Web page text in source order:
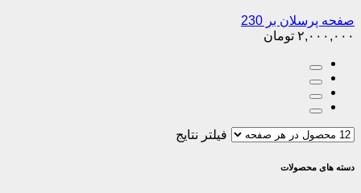
صفحه پرسلان بر 230
۲,۰۰۰,۰۰۰ تومان
فیلتر نتایج
دسته های محصولات